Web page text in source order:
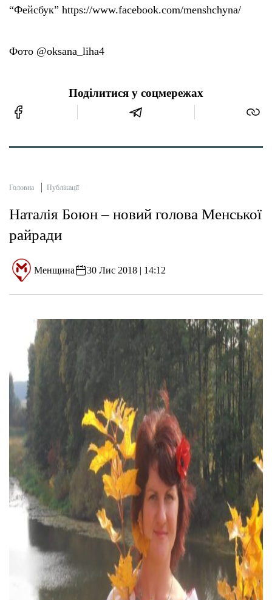
“Фейсбук” https://www.facebook.com/menshchyna/
Фото @oksana_liha4
Поділитися у соцмережах
Головна Публікації
Наталія Боюн – новий голова Менської
райради
Менщина 30 Лис 2018 | 14:12